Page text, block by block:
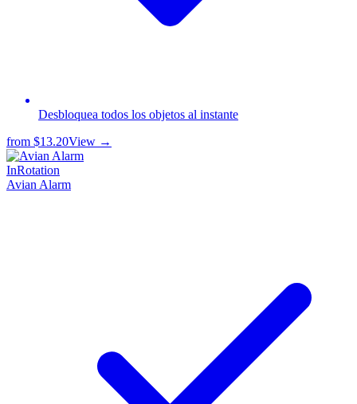
Desbloquea todos los objetos al instante
from $13.20View →
InRotation
Avian Alarm